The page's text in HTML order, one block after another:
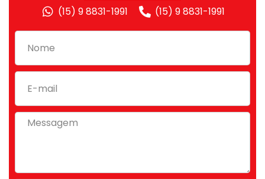
(15) 9 8831-1991 (15) 9 8831-1991